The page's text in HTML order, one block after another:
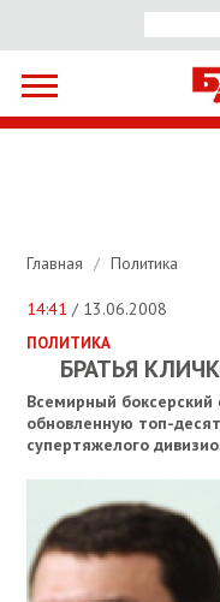
Главная / Политика
14:41 / 13.06.2008
ПОЛИТИКА
БРАТЬЯ
Всемирный боксерский
обновленную топ-
супертяжелого